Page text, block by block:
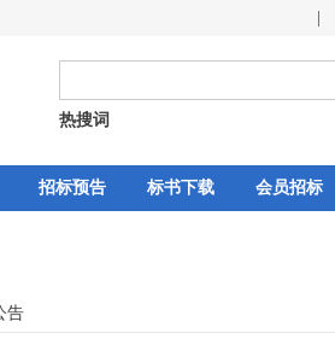
热搜词
招标预告 标书下载 会员招标
告